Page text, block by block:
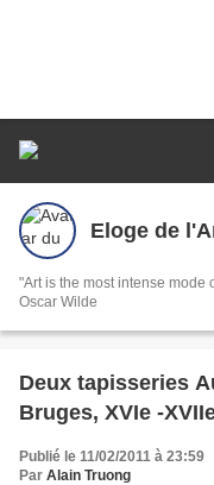
Eloge de
"Art is the most intense mode
Oscar Wilde
Deux tapisseries
Bruges, XVIe -
Publié le 11/02/2011 à 23:59
Par Alain Truong